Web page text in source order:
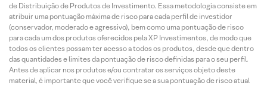
de Distribuição de Produtos de Investimento. Essa metodologia consiste em
atribuir uma pontuação máxima de risco para cada perfil de investidor
(conservador, moderado e agressivo), bem como uma pontuação de risco
para cada um dos produtos oferecidos pela XP Investimentos, de modo que
todos os clientes possam ter acesso a todos os produtos, desde que dentro
das quantidades e limites da pontuação de risco definidas para o seu perfil.
Antes de aplicar nos produtos e/ou contratar os serviços objeto deste
material, é importante que você verifique se a sua pontuação de risco atual